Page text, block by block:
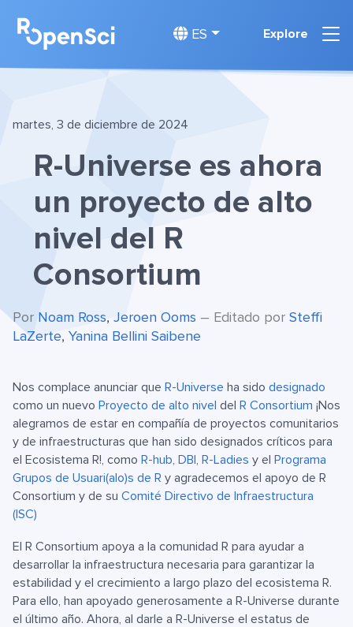
ES Explore
martes, 3 de diciembre de 2024
R-Universe es ahora
un proyecto de alto
nivel del R
Consortium
Por Noam Ross, Jeroen Ooms – Editado por Steffi
LaZerte, Yanina Bellini Saibene
Nos complace anunciar que R-Universe ha sido designado
como un nuevo Proyecto de alto nivel del R Consortium ¡Nos
alegramos de estar en compañía de proyectos comunitarios
y de infraestructuras que han sido designados críticos para
el Ecosistema R!, como R-hub, DBI, R-Ladies y el Programa
Grupos de Usuari(a|o)s de R y agradecemos el apoyo de R
Consortium y de su Comité Directivo de Infraestructura
(ISC)
El R Consortium apoya a la comunidad R para ayudar a
desarrollar la infraestructura necesaria para garantizar la
estabilidad y el crecimiento a largo plazo del ecosistema R.
Para ello, han apoyado generosamente a R-Universe durante
el último año. Ahora, al darle a R-Universe el estatus de